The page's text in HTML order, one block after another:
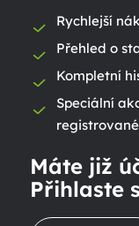
Rychlejší
Přehled o
Kompletní
Speciální
registrované
Máte již
Přihlaste